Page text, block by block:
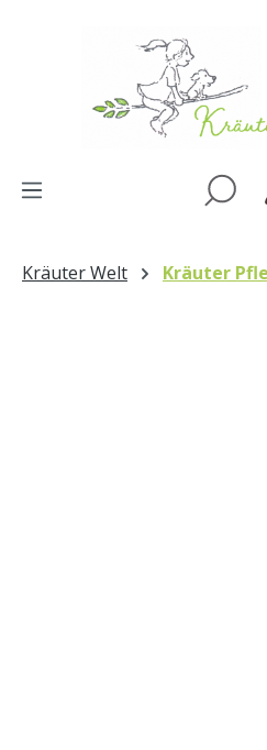
Kräuter Welt Kräuter